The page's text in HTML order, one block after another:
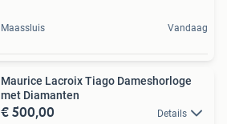
Maassluis Vandaag
Maurice Lacroix Tiago Dameshorloge
met Diamanten
€ 500,00 Details